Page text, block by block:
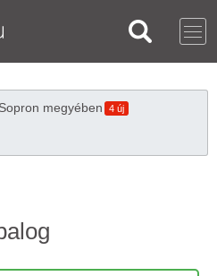
megyében 4 új